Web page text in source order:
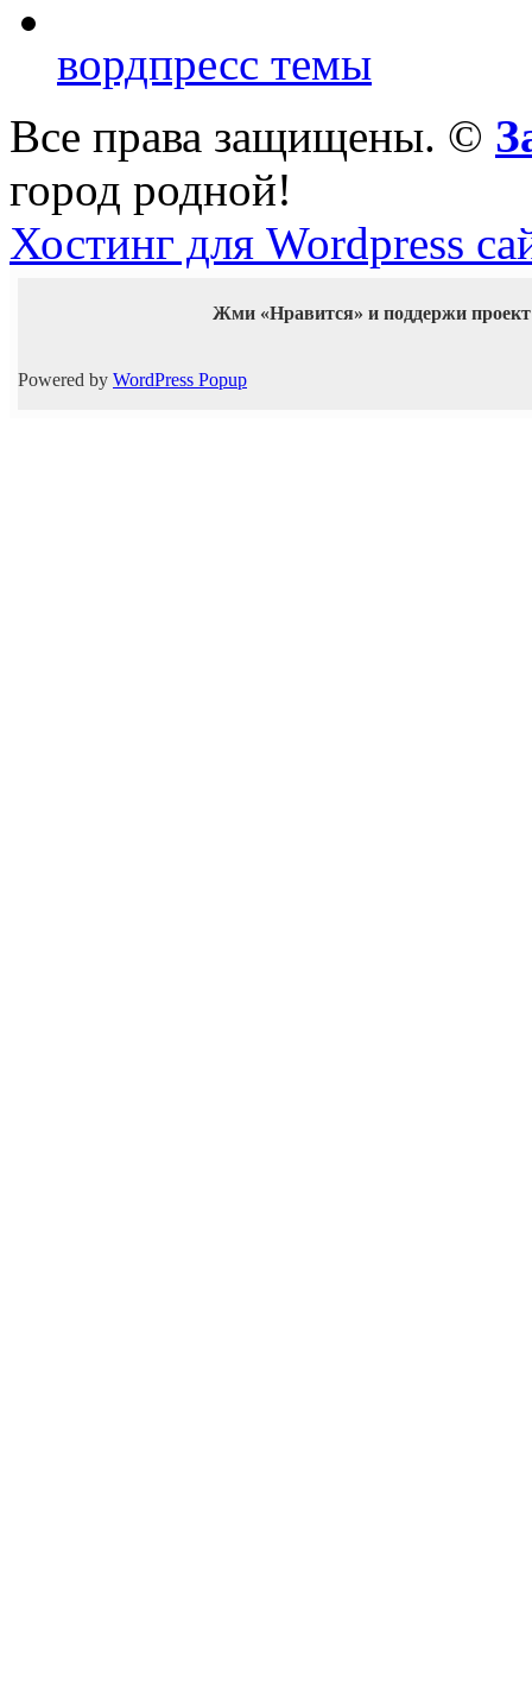
вордпресс темы
Все права защищены. ©
город родной!
Хостинг для Wordpress
Жми «Нравится» и поддержи
Powered by WordPress Popup